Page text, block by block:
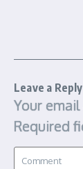
Leave a Reply
Your
Required